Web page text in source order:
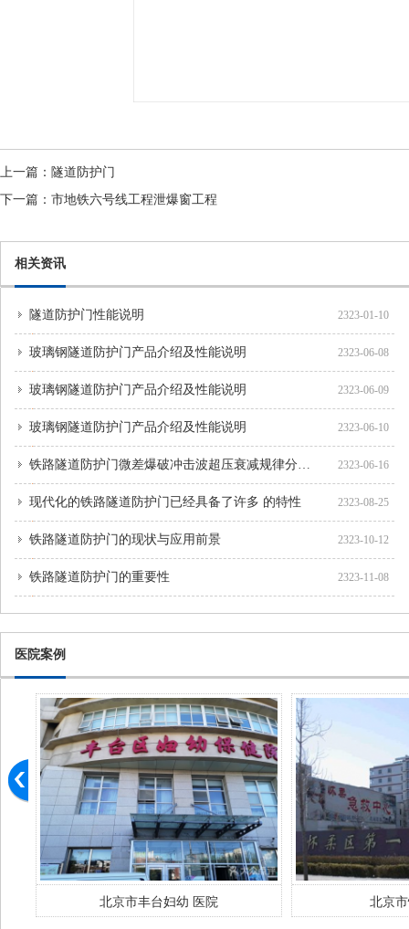
上一篇： 隧道防护门
下一篇： 市地铁六号线工程泄爆窗工程
相关资讯
隧道防护门性能说明 2323-01-10
玻璃钢隧道防护门产品介绍及性能说明 2323-06-08
玻璃钢隧道防护门产品介绍及性能说明 2323-06-09
玻璃钢隧道防护门产品介绍及性能说明 2323-06-10
铁路隧道防护门微差爆破冲击波超压衰减规律分析和预测 2323-06-16
现代化的铁路隧道防护门已经具备了许多 的特性 2323-08-25
铁路隧道防护门的现状与应用前景 2323-10-12
铁路隧道防护门的重要性 2323-11-08
医院案例
北京市怀柔医院 北京